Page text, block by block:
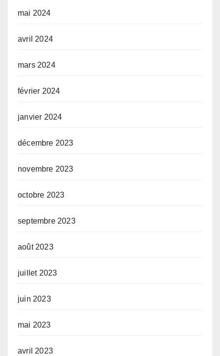
mai 2024
avril 2024
mars 2024
février 2024
janvier 2024
décembre 2023
novembre 2023
octobre 2023
septembre 2023
août 2023
juillet 2023
juin 2023
mai 2023
avril 2023